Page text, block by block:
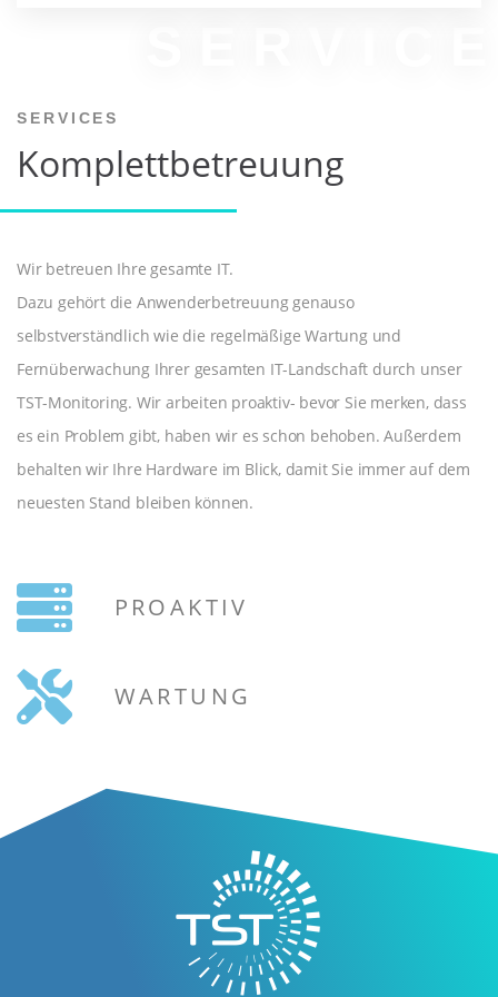
SERVICES
Komplettbetreuung
Wir betreuen Ihre gesamte IT.
Dazu gehört die Anwenderbetreuung genauso
selbstverständlich wie die regelmäßige Wartung und
Fernüberwachung Ihrer gesamten IT-Landschaft durch unser
TST-Monitoring. Wir arbeiten proaktiv- bevor Sie merken, dass
es ein Problem gibt, haben wir es schon behoben. Außerdem
behalten wir Ihre Hardware im Blick, damit Sie immer auf dem
neuesten Stand bleiben können.
PROAKTIV
WARTUNG